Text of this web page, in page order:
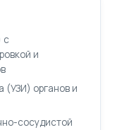
с
и
(УЗИ) органов и
сосудистой